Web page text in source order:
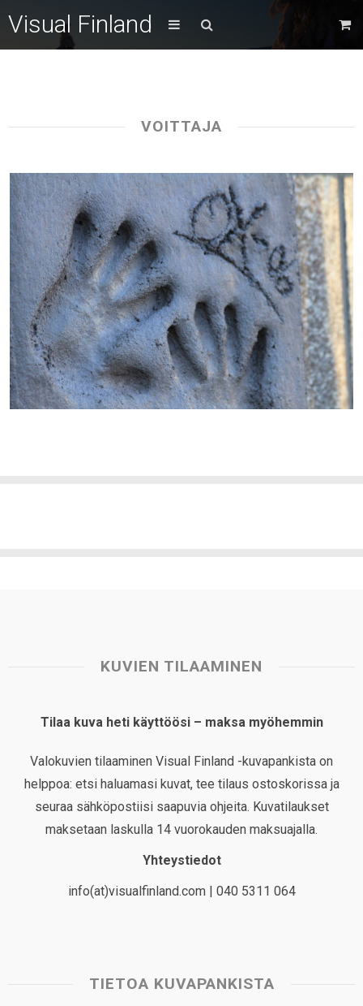
Visual Finland
VOITTAJA
KUVIEN TILAAMINEN
Tilaa kuva heti käyttöösi – maksa myöhemmin
Valokuvien tilaaminen Visual Finland -kuvapankista on
helppoa: etsi haluamasi kuvat, tee tilaus ostoskorissa ja
seuraa sähköpostiisi saapuvia ohjeita. Kuvatilaukset
maksetaan laskulla 14 vuorokauden maksuajalla.
Yhteystiedot
info(at)visualfinland.com | 040 5311 064
TIETOA KUVAPANKISTA